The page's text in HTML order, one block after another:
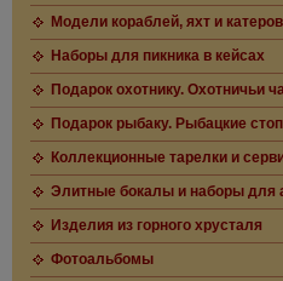
Модели кораблей, яхт и
Наборы для пикника в кейсах
Подарок охотнику. Охотничьи
Подарок рыбаку. Рыбацкие
Коллекционные тарелки и
Элитные бокалы и наборы для
Изделия из горного хрусталя
Фотоальбомы